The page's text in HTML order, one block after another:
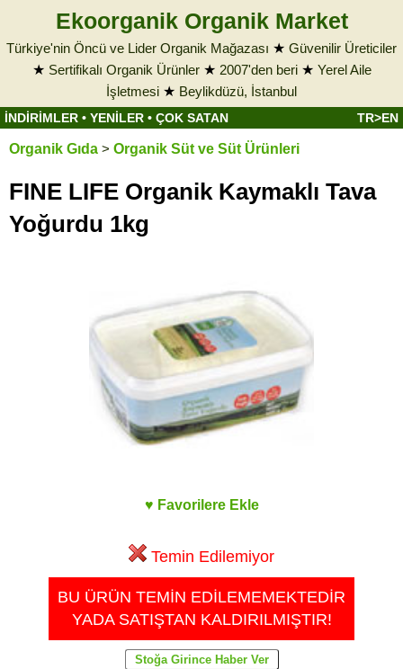
Ekoorganik Organik Market
Türkiye'nin Öncü ve Lider Organik Mağazası ★ Güvenilir Üreticiler
★ Sertifikalı Organik Ürünler★ 2007'den beri★ Yerel Aile
İşletmesi ★ Beylikdüzü, İstanbul
İNDİRİMLER • YENİLER • ÇOK SATAN TR>EN
Organik Gıda > Organik Süt ve Süt Ürünleri
FINE LIFE Organik Kaymaklı Tava
Yoğurdu 1kg
♥ Favorilere Ekle
Temin Edilemiyor
BU ÜRÜN TEMİN EDİLEMEMEKTEDİR
YADA SATIŞTAN KALDIRILMIŞTIR!